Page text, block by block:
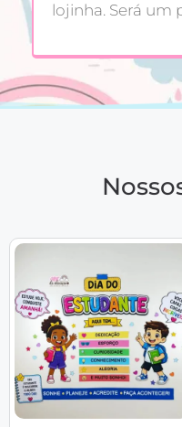
lojinha. Será um